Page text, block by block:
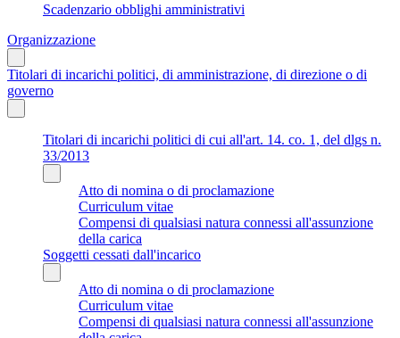
Scadenzario obblighi amministrativi
Organizzazione
Titolari di incarichi politici, di amministrazione, di direzione o di
governo
Titolari di incarichi politici di cui all'art. 14. co. 1, del dlgs n.
33/2013
Atto di nomina o di proclamazione
Curriculum vitae
Compensi di qualsiasi natura connessi all'assunzione
della carica
Soggetti cessati dall'incarico
Atto di nomina o di proclamazione
Curriculum vitae
Compensi di qualsiasi natura connessi all'assunzione